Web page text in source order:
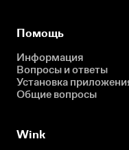
Помощь
Информация
Вопросы и ответы
Установка
Общие вопросы
Wink